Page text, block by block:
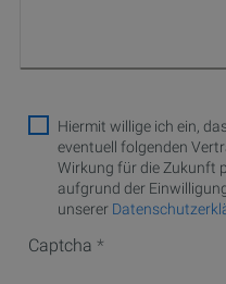
Hiermit willige ich ein,
eventuell folgenden
Wirkung für die Zukunft
aufgrund der
unserer
Captcha